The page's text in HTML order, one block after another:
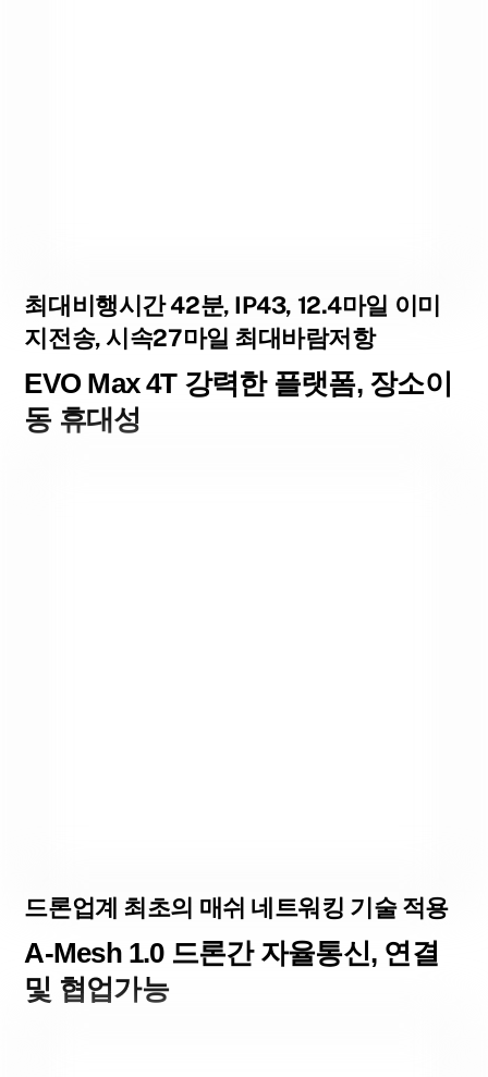
최대비행시간 42분, IP43, 12.4마일 이미
지전송, 시속27마일 최대바람저항
EVO Max 4T 강력한 플랫폼, 장소이
동 휴대성
드론업계 최초의 매쉬 네트워킹 기술 적용
A-Mesh 1.0 드론간 자율통신, 연결
및 협업가능